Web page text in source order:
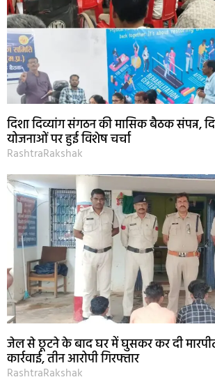
दिशा दिव्यांग संगठन की मासिक बैठक संपन्न,
योजनाओं पर हुई विशेष चर्चा
RashtraRakshak
जेल से छूटने के बाद घर में घुसकर कर दी
कार्रवाई, तीन आरोपी गिरफ्तार
RashtraRakshak